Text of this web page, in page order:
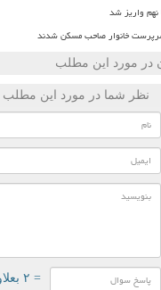
نهم واریز شد
در مورد این مطلب
نظر شما در مورد این مطلب
= ۲ بعلاوه ۱